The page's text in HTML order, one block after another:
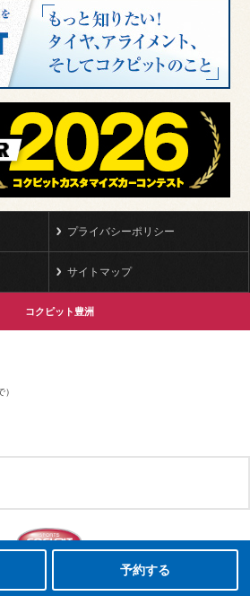
プライバシーポリシー
サイトマップ
コクピット豊洲
COCKPIT TOYOSU.All rights reserved.
予約する